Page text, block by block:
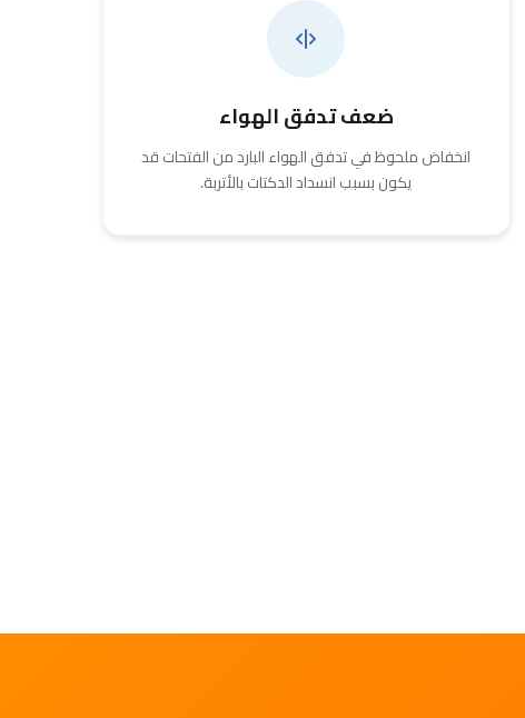
ضعف تدفق الهواء
انخفاض ملحوظ في تدفق الهواء البارد من الفتحات قد
يكون بسبب انسداد الدكتات بالأتربة.